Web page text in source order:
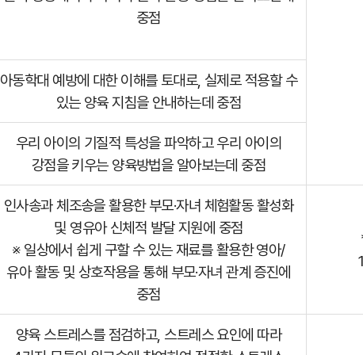
중점
아동학대 예방에 대한 이해를 토대로, 실제로 적용할 수
있는 양육 지침을 안내하는데 중점
우리 아이의 기질적 특성을 파악하고 우리 아이의
강점을 키우는 양육방법을 알아보는데 중점
인사송과 체조송을 활용한 부모·자녀 체험활동 활성화
및 영유아 신체적 발달 지원에 중점
※ 일상에서 쉽게 구할 수 있는 재료를 활용한 영아/
유아 활동 및 상호작용을 통해 부모·자녀 관계 증진에
중점
양육 스트레스를 점검하고, 스트레스 요인에 따라